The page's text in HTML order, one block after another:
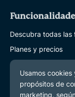
Descubra todas las
Planes y precios
Productos
ExpressKeys